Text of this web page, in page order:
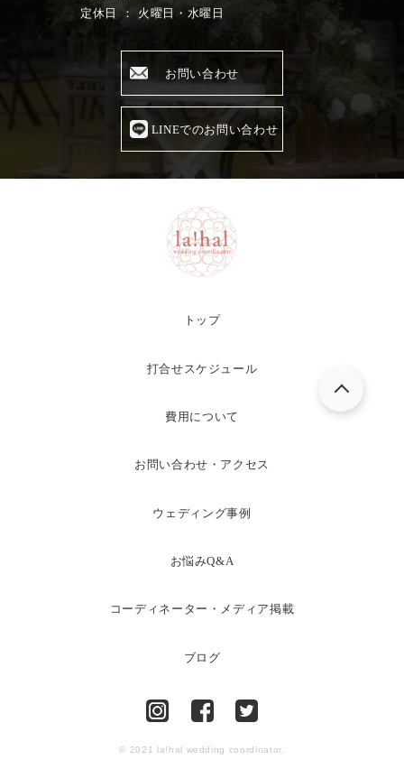
定休日 ： 火曜日・水曜日
お問い合わせ
LINEでのお問い合わせ
トップ
打合せスケジュール
費用について
お問い合わせ・アクセス
ウェディング事例
お悩みQ&A
コーディネーター・メディア掲載
ブログ
© 2021 la!hal wedding coordinator.